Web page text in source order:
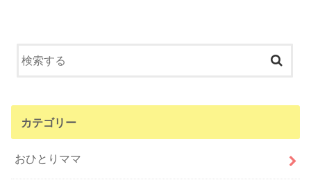
カテゴリー
おひとりママ